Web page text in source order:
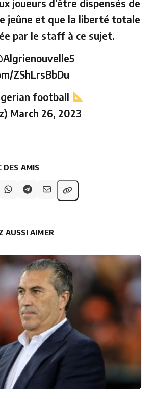
joueurs d’être dispensés de
jeûne et que la liberté totale
par le staff à ce sujet.
ZShLrsBbDu
football
March 26, 2023
DES AMIS
AUSSI AIMER